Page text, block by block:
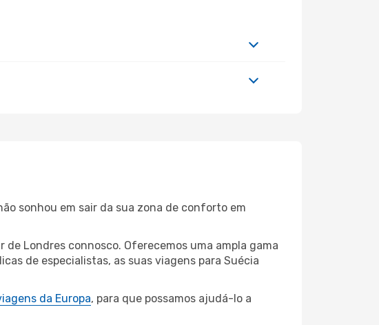
sonhou em sair da sua zona de conforto em
Londres connosco. Oferecemos uma ampla gama
de especialistas, as suas viagens para Suécia
da Europa, para que possamos ajudá-lo a